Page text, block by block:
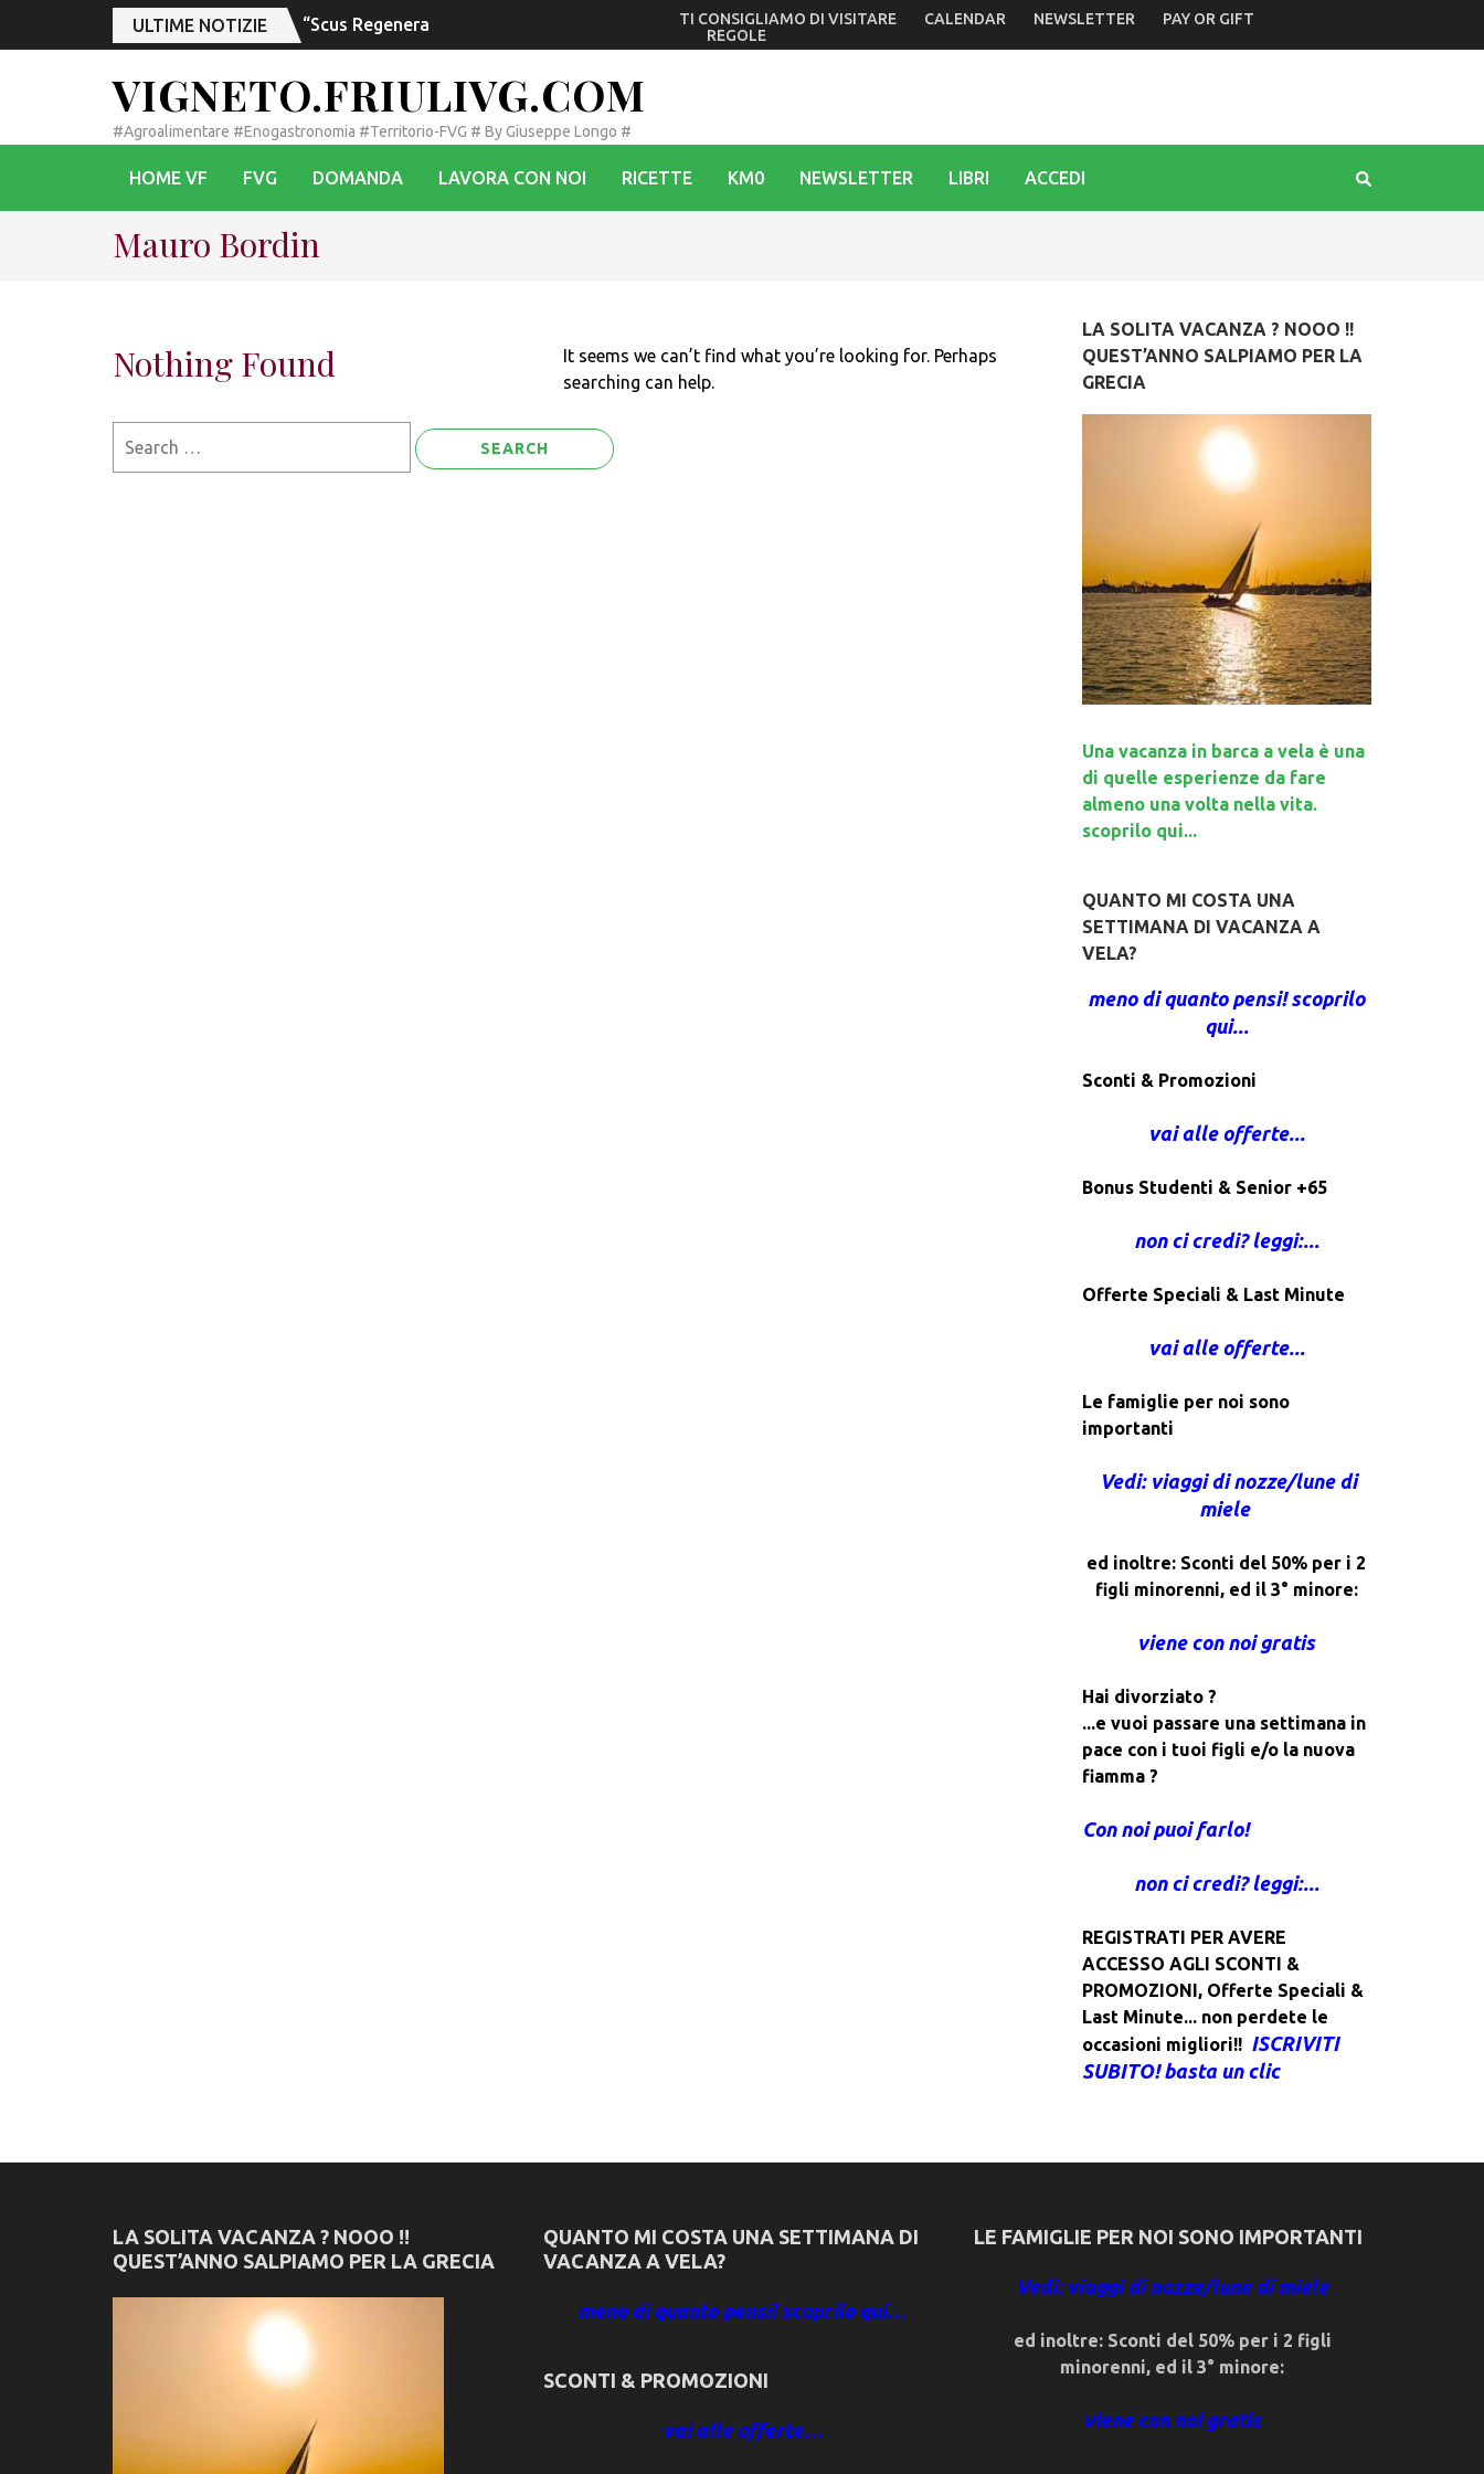
ULTIME NOTIZIE “Scus Regeneration”, da oggi a Reana del Rojale una mostra (già allestita a Udine) in occasione dei festeggiamenti agostani
TI CONSIGLIAMO DI VISITARE CALENDAR NEWSLETTER
PAY OR GIFT
REGOLE
VIGNETO.FRIULIVG.COM
#Agroalimentare #Enogastronomia #Territorio-FVG # By Giuseppe Longo #
HOME VF FVG DOMANDA LAVORA CON NOI RICETTE KM0 NEWSLETTER LIBRI ACCEDI
Mauro Bordin
Nothing Found
It seems we can’t find what you’re looking for. Perhaps
searching can help.
LA SOLITA VACANZA ? NOOO !!
QUEST’ANNO SALPIAMO PER LA
GRECIA
Una vacanza in barca a vela è una
di quelle esperienze da fare
almeno una volta nella vita.
scoprilo qui...
QUANTO MI COSTA UNA
SETTIMANA DI VACANZA A
VELA?
meno di quanto pensi! scoprilo
qui...
Sconti & Promozioni
vai alle offerte...
Bonus Studenti & Senior +65
non ci credi? leggi:...
Offerte Speciali & Last Minute
vai alle offerte...
Le famiglie per noi sono
importanti
Vedi: viaggi di nozze/lune di
miele
ed inoltre: Sconti del 50% per i 2
figli minorenni, ed il 3° minore:
viene con noi gratis
Hai divorziato ?
...e vuoi passare una settimana in
pace con i tuoi figli e/o la nuova
fiamma ?
Con noi puoi farlo!
non ci credi? leggi:...
REGISTRATI PER AVERE
ACCESSO AGLI SCONTI &
PROMOZIONI, Offerte Speciali &
Last Minute... non perdete le
occasioni migliori!! ISCRIVITI
SUBITO! basta un clic
LA SOLITA VACANZA ? NOOO !!
QUEST’ANNO SALPIAMO PER LA GRECIA
QUANTO MI COSTA UNA SETTIMANA DI
VACANZA A VELA?
meno di quanto pensi! scoprilo qui…
SCONTI & PROMOZIONI
vai alle offerte…
LE FAMIGLIE PER NOI SONO IMPORTANTI
Vedi: viaggi di nozze/lune di miele
ed inoltre: Sconti del 50% per i 2 figli
minorenni, ed il 3° minore:
viene con noi gratis